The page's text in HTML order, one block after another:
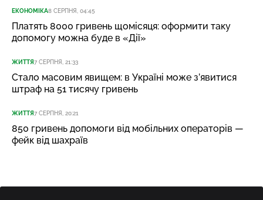
ЕКОНОМІКА8 СЕРПНЯ, 04:45
Платять 8000 гривень щомісяця: оформити таку
допомогу можна буде в «Дії»
ЖИТТЯ7 СЕРПНЯ, 21:33
Стало масовим явищем: в Україні може з’явитися
штраф на 51 тисячу гривень
ЖИТТЯ7 СЕРПНЯ, 20:21
850 гривень допомоги від мобільних операторів —
фейк від шахраїв